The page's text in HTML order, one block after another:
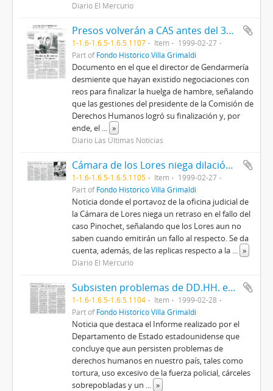
Diario El Mercurio
Presos volverán a CAS antes del 30 de marzo
1-1.6-1.6.5-1.6.5.1107 Item
1999-02-27
Part ofFondo Histórico Villa Grimaldi
Documento en el que el director de Gendarmería
desmiente que hayan existido negociaciones con
reos para finalizar la huelga de hambre, señalando
que las gestiones del presidente de la Comisión de
Derechos Humanos logró su finalización y, por
ende, el ... »
Diario Las Últimas Noticias
Cámara de los Lores niega dilación de fallo
1-1.6-1.6.5-1.6.5.1105 Item
1999-02-27
Part ofFondo Histórico Villa Grimaldi
Noticia donde el portavoz de la oficina judicial de
la Cámara de Lores niega un retraso en el fallo del
caso Pinochet, señalando que los Lores aun no
saben cuando emitirán un fallo al respecto. Se da
cuenta, además, de las replicas respecto a la ... »
Diario El Mercurio
Subsisten problemas de DD.HH. en Chile
1-1.6-1.6.5-1.6.5.1104 Item
1999-02-28
Part ofFondo Histórico Villa Grimaldi
Noticia que destaca el Informe realizado por el
Departamento de Estado estadounidense que
concluye que aun persisten problemas de
derechos humanos en nuestro país, tales como
tortura, uso excesivo de la fuerza policial, cárceles
sobrepobladas y un ... »